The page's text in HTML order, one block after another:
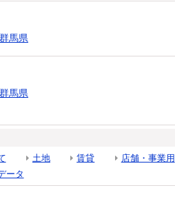
群馬県
群馬県
土地 賃貸 店舗・事業用
ータ